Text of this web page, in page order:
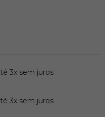
3x sem juros
3x sem juros